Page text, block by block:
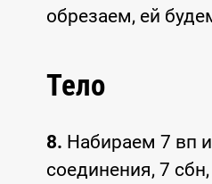
обрезаем, ей
Тело
8. Набираем 7 вп
соединения, 7